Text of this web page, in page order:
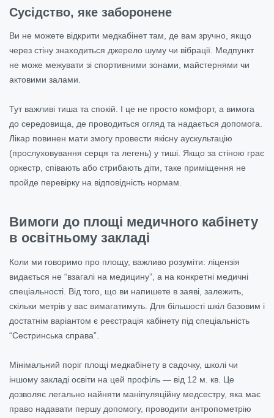
Сусідство, яке заборонене
Ви не можете відкрити медкабінет там, де вам зручно, якщо
через стіну знаходиться джерело шуму чи вібрації. Медпункт
не може межувати зі спортивними зонами, майстернями чи
актовими залами.
Тут важливі тиша та спокій. І це не просто комфорт, а вимога
до середовища, де проводиться огляд та надається допомога.
Лікар повинен мати змогу провести якісну аускультацію
(прослуховування серця та легень) у тиші. Якщо за стіною грає
оркестр, співають або стрибають діти, таке приміщення не
пройде перевірку на відповідність нормам.
Вимоги до площі медичного кабінету
в освітньому закладі
Коли ми говоримо про площу, важливо розуміти: ліцензія
видається не “взагалі на медицину”, а на конкретні медичні
спеціальності. Від того, що ви напишете в заяві, залежить,
скільки метрів у вас вимагатимуть. Для більшості шкіл базовим і
достатнім варіантом є реєстрація кабінету під спеціальність
“Сестринська справа”.
Мінімальний поріг площі медкабінету в садочку, школі чи
іншому закладі освіти на цей профіль — від 12 м. кв. Це
дозволяє легально найняти маніпуляційну медсестру, яка має
право надавати першу допомогу, проводити антропометрію